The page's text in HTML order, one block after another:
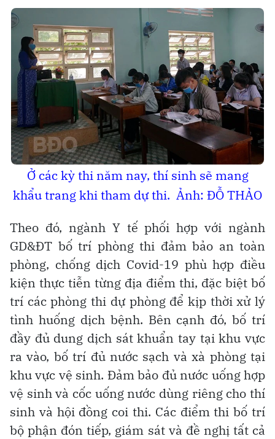
Ở các kỳ thi năm nay, thí sinh sẽ mang
khẩu trang khi tham dự thi. Ảnh: ĐỖ THẢO
Theo đó, ngành Y tế phối hợp với ngành
GD&ĐT bố trí phòng thi đảm bảo an toàn
phòng, chống dịch Covid-19 phù hợp điều
kiện thực tiễn từng địa điểm thi, đặc biệt bố
trí các phòng thi dự phòng để kịp thời xử lý
tình huống dịch bệnh. Bên cạnh đó, bố trí
đầy đủ dung dịch sát khuẩn tay tại khu vực
ra vào, bố trí đủ nước sạch và xà phòng tại
khu vực vệ sinh. Đảm bảo đủ nước uống hợp
vệ sinh và cốc uống nước dùng riêng cho thí
sinh và hội đồng coi thi. Các điểm thi bố trí
bộ phận đón tiếp, giám sát và đề nghị tất cả